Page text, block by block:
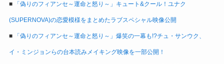
■ 「偽りのフィアンセ～運命と怒り～」キュート&クール！ユナク
(SUPERNOVA)の恋愛模様をまとめたラブスペシャル映像公開
■ 「偽りのフィアンセ～運命と怒り～」爆笑の一幕も!?チュ・サンウク、
イ・ミンジョンらの台本読みメイキング映像を一部公開！